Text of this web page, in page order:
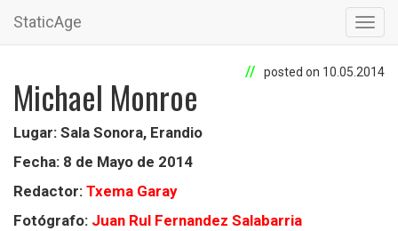
StaticAge
posted on 10.05.2014
Michael Monroe
Lugar: Sala Sonora, Erandio
Fecha: 8 de Mayo de 2014
Redactor: Txema Garay
Fotógrafo: Juan Rul Fernandez Salabarria